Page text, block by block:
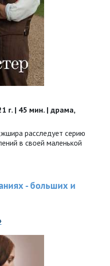
г. | 45 мин. | драма,
расследует серию
в своей маленькой
- больших и